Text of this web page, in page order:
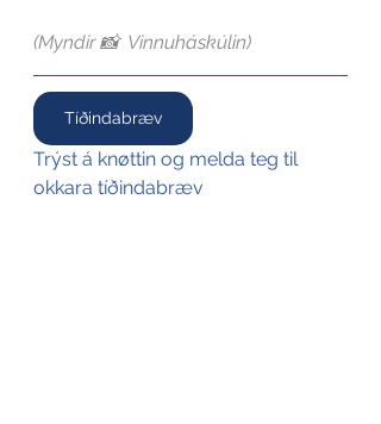
(Myndir 📸  Vinnuháskúlin)
Tíðindabræv
Trýst á knøttin og melda teg til
okkara tíðindabræv